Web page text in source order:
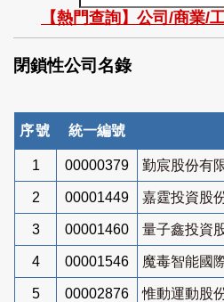
檢
索
【熱門查詢】公司/商業/
閉鎖性公司名錄
序號 統一編號
1 00000379 勤宸股份有
2 00001449 嘉霆投資股
3 00001460 量子鑫投資
4 00001546 魔毒智能國
5 00002876 惟動運動股